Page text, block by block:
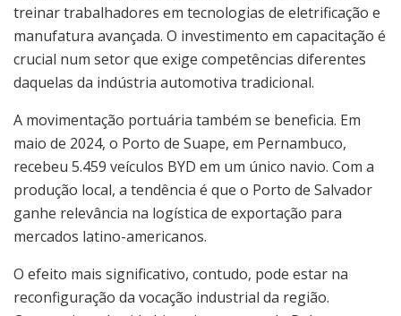
treinar trabalhadores em tecnologias de eletrificação e
manufatura avançada. O investimento em capacitação é
crucial num setor que exige competências diferentes
daquelas da indústria automotiva tradicional.
A movimentação portuária também se beneficia. Em
maio de 2024, o Porto de Suape, em Pernambuco,
recebeu 5.459 veículos BYD em um único navio. Com a
produção local, a tendência é que o Porto de Salvador
ganhe relevância na logística de exportação para
mercados latino-americanos.
O efeito mais significativo, contudo, pode estar na
reconfiguração da vocação industrial da região.